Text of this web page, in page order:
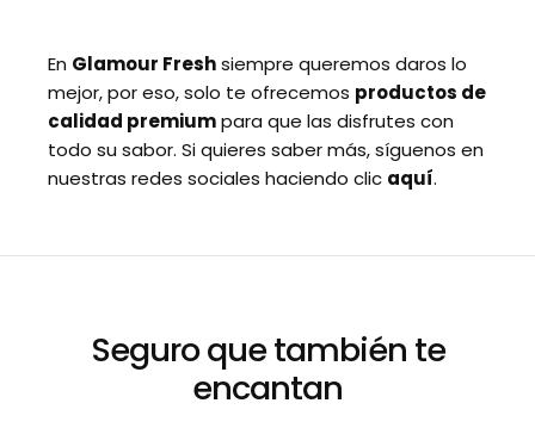
En Glamour Freshsiempre queremos daros lo
mejor, por eso, solo te ofrecemos productos de
calidad premiumpara que las disfrutes con
todo su sabor. Si quieres saber más, síguenos en
nuestras redes sociales haciendo clic aquí.
Seguro que también te
encantan